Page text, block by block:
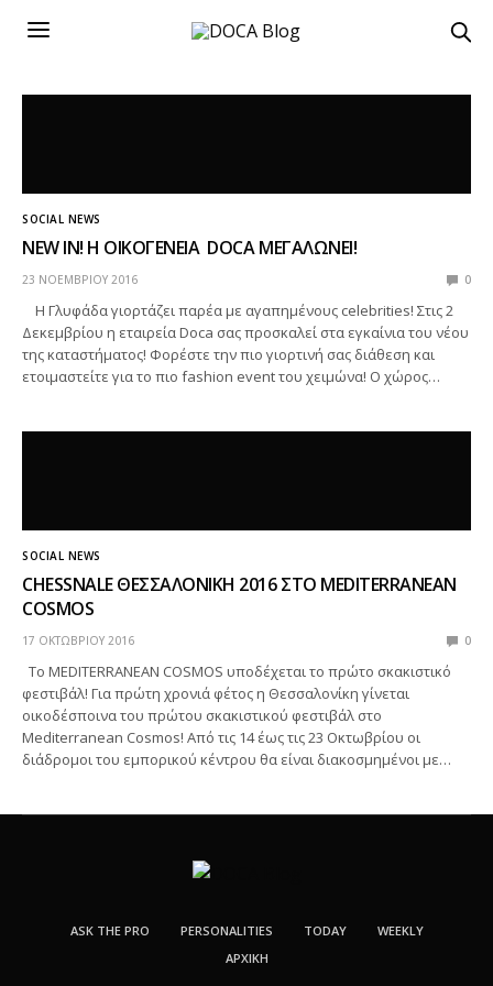
SOCIAL NEWS
NEW IN! Η ΟΙΚΟΓΕΝΕΙΑ DOCA ΜΕΓΑΛΩΝΕΙ!
23 ΝΟΕΜΒΡΊΟΥ 2016 0
Η Γλυφάδα γιορτάζει παρέα με αγαπημένους celebrities! Στις 2
Δεκεμβρίου η εταιρεία Doca σας προσκαλεί στα εγκαίνια του νέου
της καταστήματος! Φορέστε την πιο γιορτινή σας διάθεση και
ετοιμαστείτε για το πιο fashion event του χειμώνα! Ο χώρος…
SOCIAL NEWS
CHESSNALE ΘΕΣΣΑΛΟΝΙΚΗ 2016 ΣΤΟ MEDITERRANEAN
COSMOS
17 ΟΚΤΩΒΡΊΟΥ 2016 0
Το MEDITERRANEAN COSMOS υποδέχεται το πρώτο σκακιστικό
φεστιβάλ! Για πρώτη χρoνιά φέτος η Θεσσαλονίκη γίνεται
οικοδέσποινα του πρώτου σκακιστικού φεστιβάλ στο
Mediterranean Cosmos! Από τις 14 έως τις 23 Οκτωβρίου οι
διάδρομοι του εμπορικού κέντρου θα είναι διακοσμημένοι με…
ASK THE PRO PERSONALITIES TODAY
WEEKLY
ΑΡΧΙΚΉ